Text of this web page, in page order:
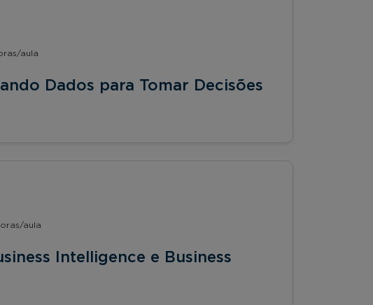
aula
Dados para Tomar Decisões
aula
Intelligence e Business